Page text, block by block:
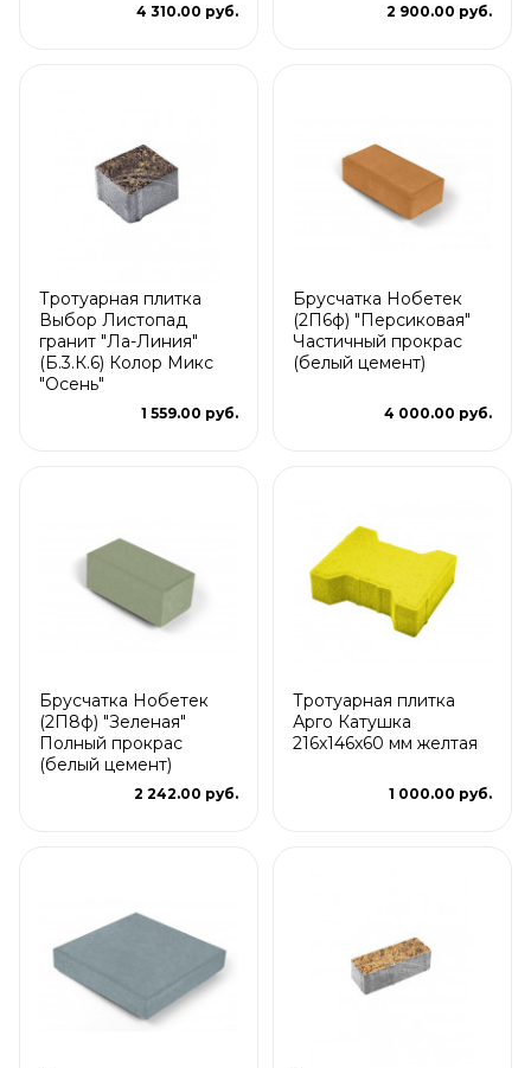
4 310.00 руб. 2 900.00 руб.
Тротуарная плитка
Выбор Листопад
гранит "Ла-Линия"
(Б.3.К.6) Колор Микс
"Осень"
1 559.00 руб.
Брусчатка Нобетек
(2П6ф) "Персиковая"
Частичный прокрас
(белый цемент)
4 000.00 руб.
Брусчатка Нобетек
(2П8ф) "Зеленая"
Полный прокрас
(белый цемент)
2 242.00 руб.
Тротуарная плитка
Арго Катушка
216x146x60 мм желтая
1 000.00 руб.